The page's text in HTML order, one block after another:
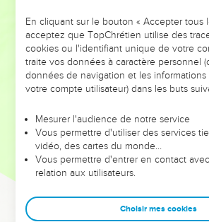
Venez à moi pour trouver le
En ce temps-là Jésus, prenant la
Père, Seigneur du ciel et de la terre, de
révélées aux enfants.
Oui, mon Père ! cela est ainsi, parce
Toutes choses m'ont été données par
connaît le Fils que le Père ; et nul ne
Fils, et celui à qui le Fils aura voulu le
Venez à moi, vous tous qui êtes
En cliquant sur le bouton « Accepter tous
acceptez que TopChrétien utilise des
cookies ou l'identifiant unique de votre
traite vos données à caractère personnel
données de navigation et les
votre compte utilisateur) dans les buts
Mesurer l'audience de notre service
Vous permettre d'utiliser des services
vidéo, des cartes du monde…
Vous permettre d'entrer en contact
relation aux utilisateurs.
Choisir mes cookies